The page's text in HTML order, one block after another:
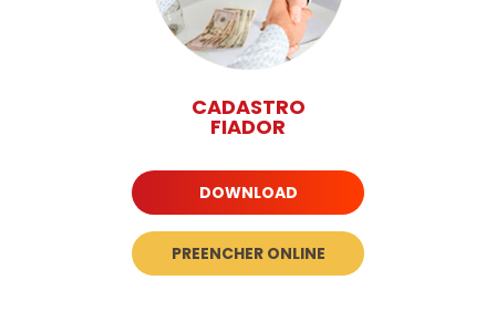
CADASTRO
FIADOR
DOWNLOAD
PREENCHER ONLINE